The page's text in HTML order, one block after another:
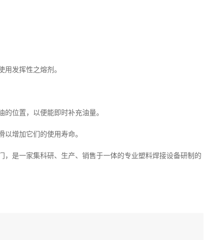
发挥性之熔剂。
位置，以便能即时补充油量。
增加它们的使用寿命。
是一家集科研、生产、销售于一体的专业塑料焊接设备研制的